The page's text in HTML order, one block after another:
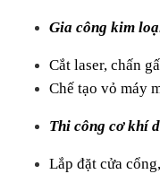
Gia công kim
Cắt laser, chấn
Chế tạo vỏ máy
Thi công cơ khí
Lắp đặt cửa